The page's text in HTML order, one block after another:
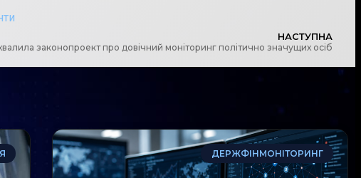
НАСТУПНА
законопроект про довічний моніторинг політично значущих осіб
ДЕРЖФІНМОНІТОРИНГ